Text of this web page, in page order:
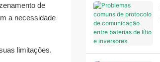
de
a necessidade
limitações.